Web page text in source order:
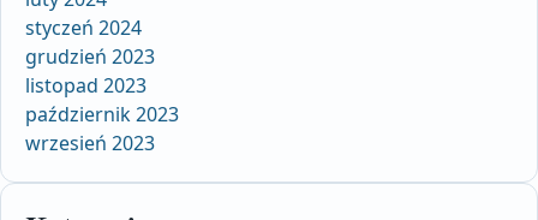
styczeń 2024
grudzień 2023
listopad 2023
październik 2023
wrzesień 2023